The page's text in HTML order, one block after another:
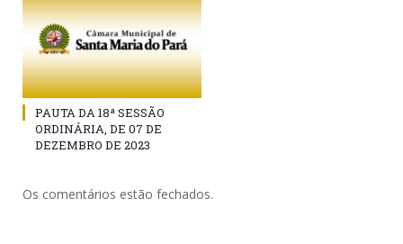
PAUTA DA 18ª SESSÃO
ORDINÁRIA, DE 07 DE
DEZEMBRO DE 2023
Os comentários estão fechados.